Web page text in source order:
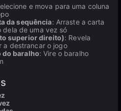
e mova para uma coluna
da sequência: Arraste a carta
de uma vez só
superior direito): Revela
a destrancar o jogo
do baralho: Vire o baralho